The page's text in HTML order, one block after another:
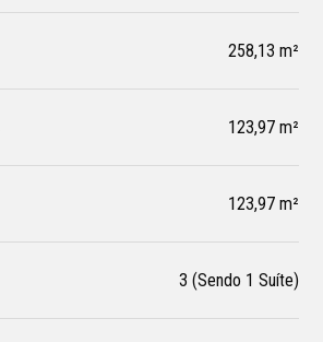
258,13 m²
123,97 m²
123,97 m²
3 (Sendo 1 Suíte)